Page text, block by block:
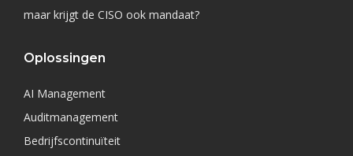
maar krijgt de CISO ook mandaat?
Oplossingen
AI Management
Auditmanagement
Bedrijfscontinuïteit